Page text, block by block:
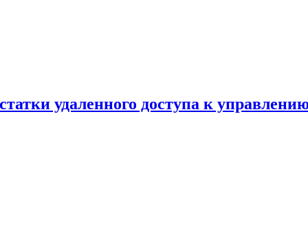
удаленного доступа к